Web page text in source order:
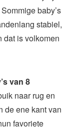
baby’s
stabiel,
dat is volkomen
van 8
naar rug en
de ene kant van
favoriete